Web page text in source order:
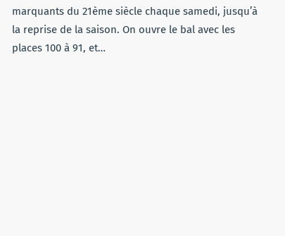
marquants du 21ème siècle chaque samedi, jusqu’à
la reprise de la saison. On ouvre le bal avec les
places 100 à 91, et…